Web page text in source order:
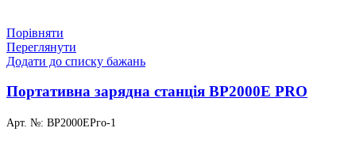
Порівняти
Переглянути
Додати до списку бажань
Портативна зарядна станція ВР2000Е PRO
Арт. №: ВР2000ЕРго-1